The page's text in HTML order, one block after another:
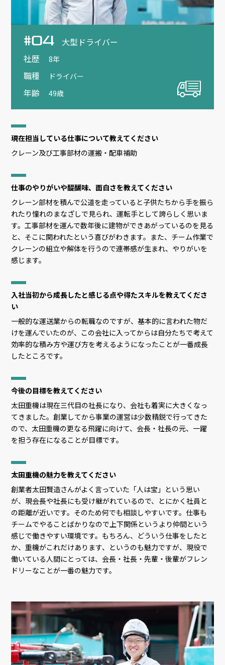
#04
大型ドライバー
社歴
8年
職種 ドライバー
年齢 49歳
現在担当している仕事について教えてください
クレーン及び工事部材の運搬・配車補助
仕事のやりがいや醍醐味、面白さを教えてください
クレーン部材を積んで公道を走っていると子供たちから手を振ら
れたり憧れのまなざしで見られ、運転手として誇らしく思いま
す。工事部材を運んで数年後に建物ができあがっているのを見る
と、そこに関われたという喜びがわきます。また、チーム作業で
クレーンの組立や解体を行うので連帯感が生まれ、やりがいを
感じます。
入社当初から成長したと感じる点や得たスキルを教えてくださ
い
一般的な運送業からの転職なのですが、基本的に言われた物だ
けを運んでいたのが、この会社に入ってからは自分たちで考えて
効率的な積み方や運び方を考えるようになったことが一番成長
したところです。
今後の目標を教えてください
太田重機は現在三代目の社長になり、会社も着実に大きくなっ
てきました。創業してから事業の運営は少数精鋭で行ってきた
ので、太田重機の更なる飛躍に向けて、会長・社長の元、一躍
を担う存在になることが目標です。
太田重機の魅力を教えてください
創業者太田賢造さんがよく言っていた「人は宝」という思い
が、現会長や社長にも受け継がれているので、とにかく社員と
の距離が近いです。そのため何でも相談しやすいです。仕事も
チームでやることばかりなので上下関係というより仲間という
感じで働きやすい環境です。もちろん、どういう仕事をしたと
か、重機がこれだけあります、というのも魅力ですが、現役で
働いている人間にとっては、会長・社長・先輩・後輩がフレン
ドリーなことが一番の魅力です。